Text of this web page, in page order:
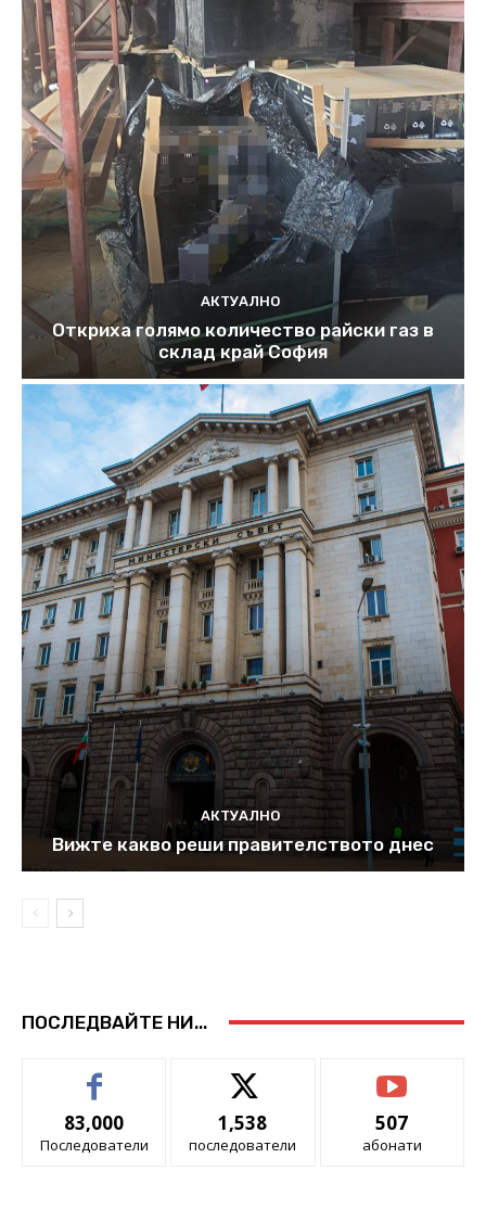
АКТУАЛНО
Откриха голямо количество райски газ в
склад край София
АКТУАЛНО
Вижте какво реши правителството днес
ПОСЛЕДВАЙТЕ НИ...
83,000
Последователи
1,538
последователи
507
абонати